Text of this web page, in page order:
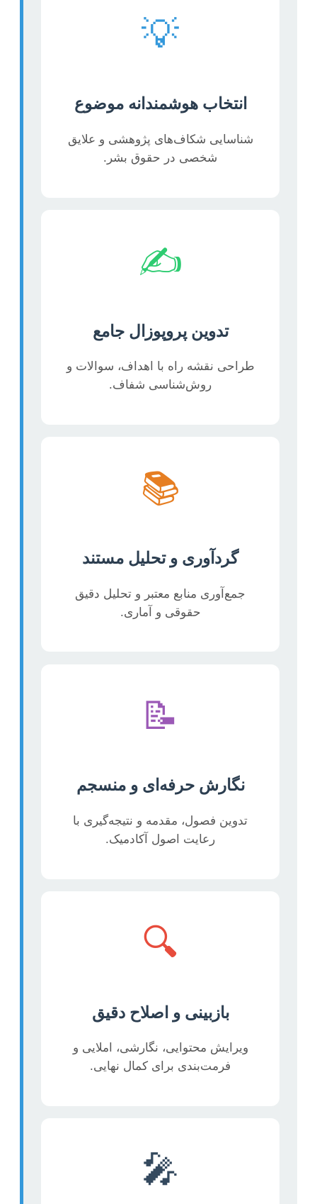
💡
انتخاب هوشمندانه موضوع
شناسایی شکاف‌های پژوهشی و علایق
شخصی در حقوق بشر.
✍️
تدوین پروپوزال جامع
طراحی نقشه راه با اهداف، سوالات و
روش‌شناسی شفاف.
📚
گردآوری و تحلیل مستند
جمع‌آوری منابع معتبر و تحلیل دقیق
حقوقی و آماری.
📝
نگارش حرفه‌ای و منسجم
تدوین فصول، مقدمه و نتیجه‌گیری با
رعایت اصول آکادمیک.
🔍
بازبینی و اصلاح دقیق
ویرایش محتوایی، نگارشی، املایی و
فرمت‌بندی برای کمال نهایی.
🎤